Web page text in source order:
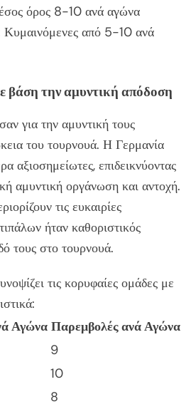
όρος 8-10 ανά αγώνα
Κυμαινόμενες από 5-10 ανά
βάση την αμυντική απόδοση
για την αμυντική τους
του τουρνουά. Η Γερμανία
αξιοσημείωτες, επιδεικνύοντας
αμυντική οργάνωση και αντοχή.
τις ευκαιρίες
ήταν καθοριστικός
τους στο τουρνουά.
τις κορυφαίες ομάδες με
Αγώνα Παρεμβολές ανά Αγώνα
9
10
8